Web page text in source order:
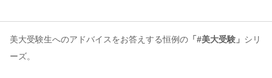
美大受験生へのアドバイスをお答えする恒例の 「#美大受験」 シリ
ーズ。
コンテンツ
このサイトについて